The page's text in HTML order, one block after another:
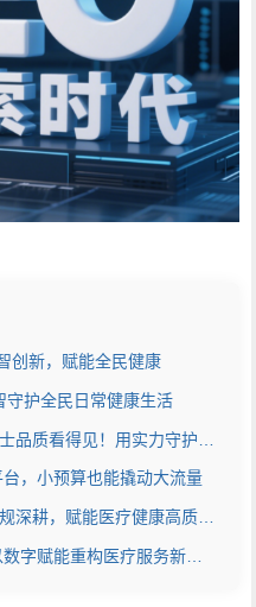
创新，赋能全民健康
守护全民日常健康生活
看得见！用实力守护安心美味
，小预算也能撬动大流量
，赋能医疗健康高质量发展
赋能重构医疗服务新生态